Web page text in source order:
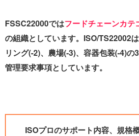
FSSC22000ではフードチェーンカテ
の組織としています。ISO/TS22002
リング(-2)、農場(-3)、容器包装(-4)
管理要求事項としています。
ISOプロのサポート内容、規格